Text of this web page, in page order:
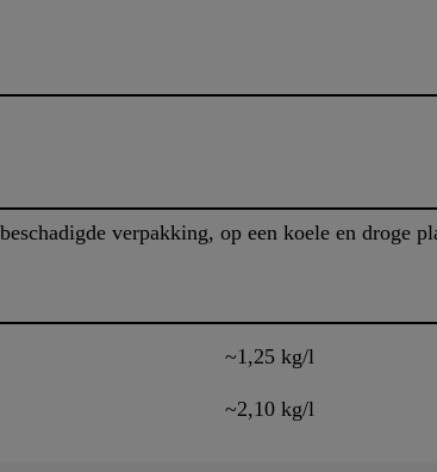
verpakking, op een koele en droge
~1,25 kg/l
~2,10 kg/l